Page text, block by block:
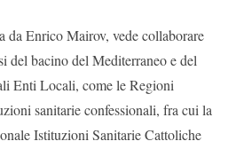
da Enrico Mairov, vede collaborare
del bacino del Mediterraneo e del
Enti Locali, come le Regioni
sanitarie confessionali, fra cui la
Istituzioni Sanitarie Cattoliche